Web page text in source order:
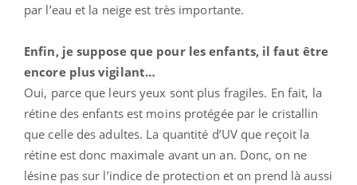
par l’eau et la neige est très importante.
Enfin, je suppose que pour les enfants, il faut être
encore plus vigilant…
Oui, parce que leurs yeux sont plus fragiles. En fait, la
rétine des enfants est moins protégée par le cristallin
que celle des adultes. La quantité d’UV que reçoit la
rétine est donc maximale avant un an. Donc, on ne
lésine pas sur l’indice de protection et on prend là aussi